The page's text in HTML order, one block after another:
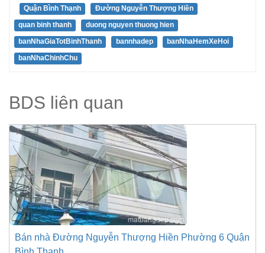
Quận Bình Thạnh
Đường Nguyễn Thượng Hiền
quan binh thanh
duong nguyen thuong hien
banNhaGiaTotBinhThanh
bannhadep
banNhaHemXeHoi
banNhaChinhChu
BDS liên quan
Bán nhà Đường Nguyễn Thượng Hiền Phường 6 Quận